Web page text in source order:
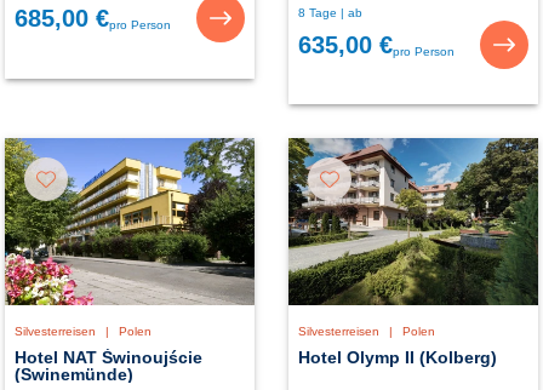
685,00 €pro Person
29.08.2026
8 Tage | ab
635,00 €pro Person
Silvesterreisen Polen
Hotel NAT Świnoujście
(Swinemünde)
Silvesterreisen | Polen
Hotel Olymp II (Kolberg)